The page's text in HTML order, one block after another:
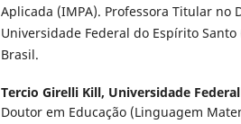
Aplicada (IMPA). Professora Titular no
Universidade Federal do Espírito Santo
Brasil.
Tercio Girelli Kill, Universidade
Doutor em Educação (Linguagem